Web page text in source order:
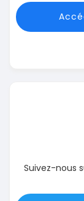
Suivez-nous